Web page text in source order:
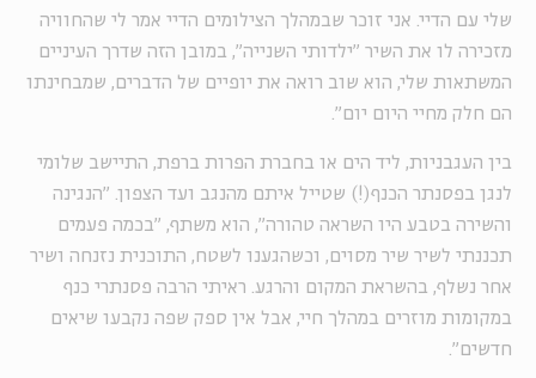
שלי עם הדיי. אני זוכר שבמהלך הצילומים הדיי אמר לי שהחוויה
מזכירה לו את השיר ״ילדותי השנייה״, במובן הזה שדרך העיניים
המשתאות שלי, הוא שוב רואה את יופיים של הדברים, שמבחינתו
הם חלק מחיי היום יום".
בין העגבניות, ליד הים או בחברת הפרות ברפת, התיישב שלומי
לנגן בפסנתר הכנף(!) שטייל איתם מהנגב ועד הצפון. "הנגינה
והשירה בטבע היו השראה טהורה״, הוא משתף, ״בכמה פעמים
תכננתי לשיר שיר מסוים, וכשהגענו לשטח, התוכנית נזנחה ושיר
אחר נשלף, בהשראת המקום והרגע. ראיתי הרבה פסנתרי כנף
במקומות מוזרים במהלך חיי, אבל אין ספק שפה נקבעו שיאים
חדשים".